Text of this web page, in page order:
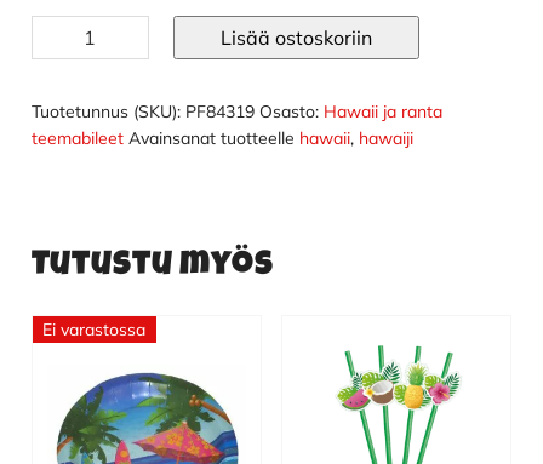
pöytäkoriste
Lisää ostoskoriin
Tuotetunnus (SKU): PF84319 Osasto: Hawaii ja ranta
teemabileet Avainsanat tuotteelle hawaii, hawaiji
Tutustu myös
Ei varastossa